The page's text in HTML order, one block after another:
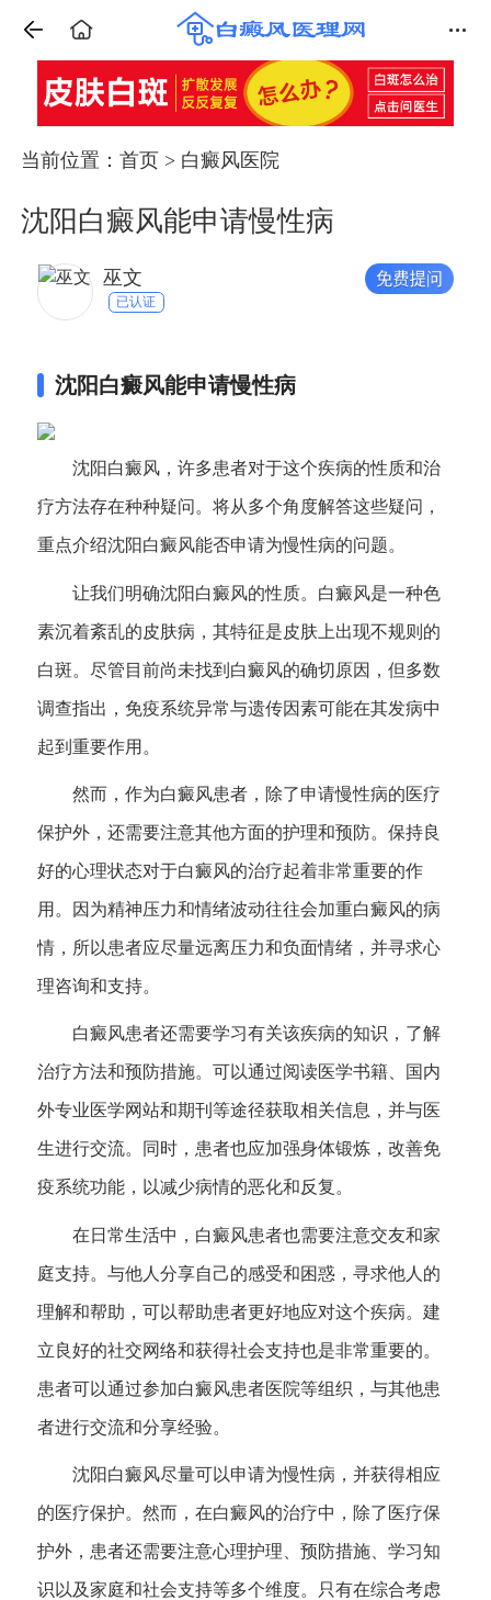
当前位置：首页 > 白癜风医院
沈阳白癜风能申请慢性病
巫文
已认证
沈阳白癜风能申请慢性病
沈阳白癜风，许多患者对于这个疾病的性质和治
疗方法存在种种疑问。将从多个角度解答这些疑问，
重点介绍沈阳白癜风能否申请为慢性病的问题。
让我们明确沈阳白癜风的性质。白癜风是一种色
素沉着紊乱的皮肤病，其特征是皮肤上出现不规则的
白斑。尽管目前尚未找到白癜风的确切原因，但多数
调查指出，免疫系统异常与遗传因素可能在其发病中
起到重要作用。
然而，作为白癜风患者，除了申请慢性病的医疗
保护外，还需要注意其他方面的护理和预防。保持良
好的心理状态对于白癜风的治疗起着非常重要的作
用。因为精神压力和情绪波动往往会加重白癜风的病
情，所以患者应尽量远离压力和负面情绪，并寻求心
理咨询和支持。
白癜风患者还需要学习有关该疾病的知识，了解
治疗方法和预防措施。可以通过阅读医学书籍、国内
外专业医学网站和期刊等途径获取相关信息，并与医
生进行交流。同时，患者也应加强身体锻炼，改善免
疫系统功能，以减少病情的恶化和反复。
在日常生活中，白癜风患者也需要注意交友和家
庭支持。与他人分享自己的感受和困惑，寻求他人的
理解和帮助，可以帮助患者更好地应对这个疾病。建
立良好的社交网络和获得社会支持也是非常重要的。
患者可以通过参加白癜风患者医院等组织，与其他患
者进行交流和分享经验。
沈阳白癜风尽量可以申请为慢性病，并获得相应
的医疗保护。然而，在白癜风的治疗中，除了医疗保
护外，患者还需要注意心理护理、预防措施、学习知
识以及家庭和社会支持等多个维度。只有在综合考虑